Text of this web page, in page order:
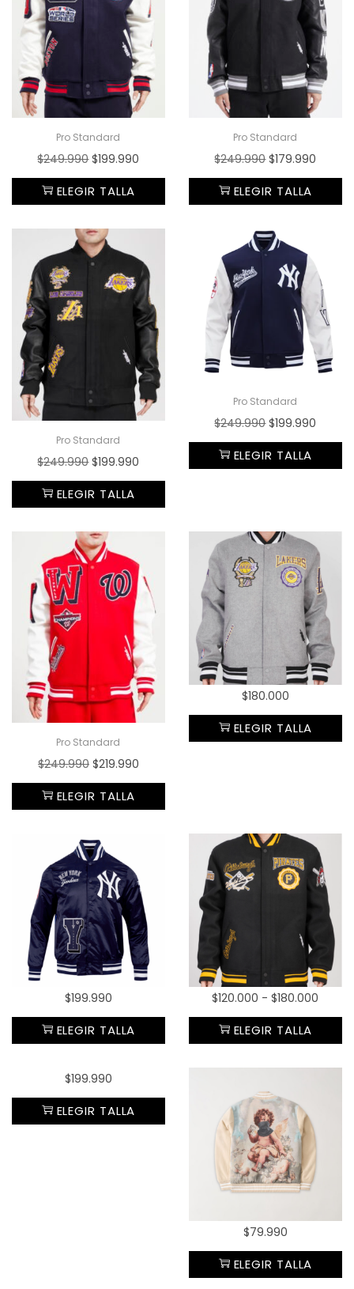
Pro Standard
$249.990 $199.990
ELEGIR TALLA
Pro Standard
$249.990 $179.990
ELEGIR TALLA
Pro Standard
$249.990 $199.990
ELEGIR TALLA
Pro Standard
$249.990 $199.990
ELEGIR TALLA
Pro Standard
$249.990 $219.990
ELEGIR TALLA
$180.000
ELEGIR TALLA
$199.990
ELEGIR TALLA
$120.000 - $180.000
ELEGIR TALLA
$199.990
ELEGIR TALLA
$79.990
ELEGIR TALLA